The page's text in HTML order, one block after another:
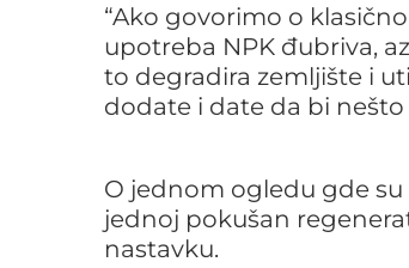
“Ako govorimo o
upotreba NPK đubriva,
to degradira zemljište i
dodate i date da bi nešto
O jednom ogledu gde
jednoj pokušan
nastavku.